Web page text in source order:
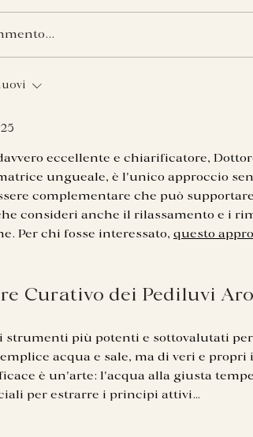
eccellente e chiarificatore,
ungueale, è l'unico approccio
complementare che può
consideri anche il rilassamento e i
Per chi fosse interessato, questo
Curativo dei Pediluvi
strumenti più potenti e sottovalutati
acqua e sale, ma di veri e
è un'arte: l'acqua alla giusta
per estrarre i principi attivi…